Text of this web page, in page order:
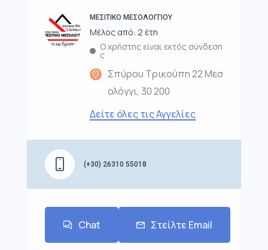
ΜΕΣΙΤΙΚΟ ΜΕΣΟΛΟΓΓΙΟΥ
Μέλος από: 2 έτη
Ο χρήστης είναι εκτός σύνδεση
ς
Σπύρου Τρικούπη 22 Μεσ
ολόγγι, 30 200
Δείτε όλες τις Αγγελίες
(+30) 26310 55018
Chat Στείλτε Email